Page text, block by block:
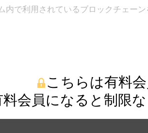
内で利用されているブロックチェー
こちらは有料
料会員になると制限